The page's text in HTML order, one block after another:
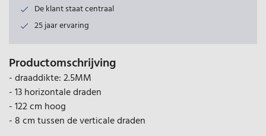
De klant staat centraal
25 jaar ervaring
Productomschrijving
- draaddikte: 2.5MM
- 13 horizontale draden
- 122 cm hoog
- 8 cm tussen de verticale draden